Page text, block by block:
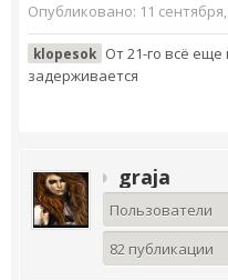
Опубликовано: 11
klopesok От 21-го всё еще
задерживается
graja
Пользователи
82 публикации